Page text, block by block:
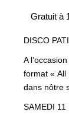
Gratuit à
DISCO
A
format « All
dans nôtre
SAMEDI 11